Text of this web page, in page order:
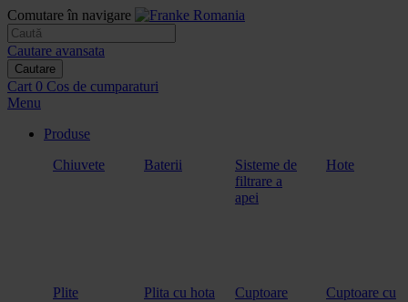
Comutare în navigare
Cautare avansata
Cautare
Cart 0 Cos de cumparaturi
Menu
Produse
Chiuvete
Baterii
Sisteme de
filtrare a
apei
Hote
Plite
Plita cu hota
Cuptoare
Cuptoare cu